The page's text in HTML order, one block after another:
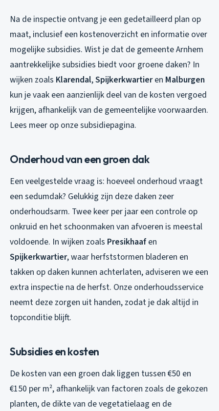
Na de inspectie ontvang je een gedetailleerd plan op
maat, inclusief een kostenoverzicht en informatie over
mogelijke subsidies. Wist je dat de gemeente Arnhem
aantrekkelijke subsidies biedt voor groene daken? In
wijken zoals Klarendal,Spijkerkwartieren Malburgen
kun je vaak een aanzienlijk deel van de kosten vergoed
krijgen, afhankelijk van de gemeentelijke voorwaarden.
Lees meer op onze subsidiepagina.
Onderhoud van een groen dak
Een veelgestelde vraag is: hoeveel onderhoud vraagt
een sedumdak? Gelukkig zijn deze daken zeer
onderhoudsarm. Twee keer per jaar een controle op
onkruid en het schoonmaken van afvoeren is meestal
voldoende. In wijken zoals Presikhaafen
Spijkerkwartier, waar herfststormen bladeren en
takken op daken kunnen achterlaten, adviseren we een
extra inspectie na de herfst. Onze onderhoudsservice
neemt deze zorgen uit handen, zodat je dak altijd in
topconditie blijft.
Subsidies en kosten
De kosten van een groen dak liggen tussen €50 en
€150 per m², afhankelijk van factoren zoals de gekozen
planten, de dikte van de vegetatielaag en de